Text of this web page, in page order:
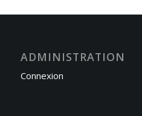
ADMINISTRATION
Connexion